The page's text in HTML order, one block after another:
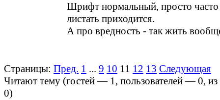
Шрифт нормальный, просто
листать приходится.
А про вредность - так жить
Страницы: Пред. 1 ... 9 10 11 12 13 Следующая
Читают тему (гостей — 1, пользователей —0,
0)